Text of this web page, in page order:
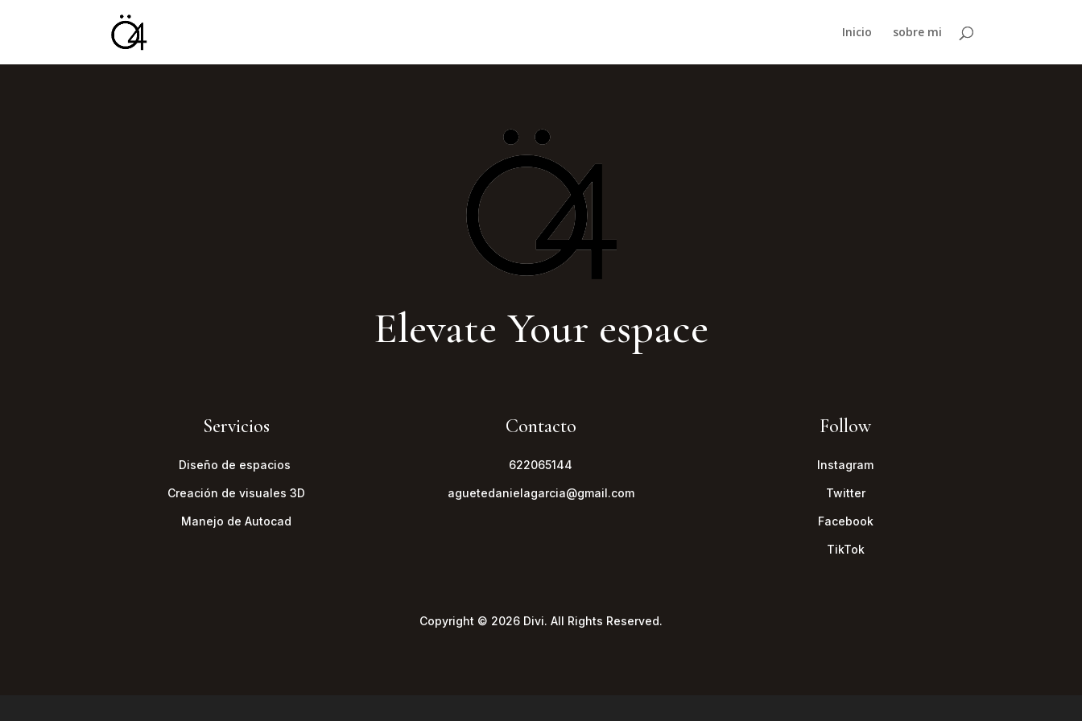
Inicio sobre mi
Elevate Your espace
Servicios
Diseño de espacios
Creación de visuales 3D
Manejo de Autocad
Contacto
622065144
aguetedanielagarcia@gmail.com
Follow
Instagram
Twitter
Facebook
TikTok
Copyright © 2026 Divi. All Rights Reserved.